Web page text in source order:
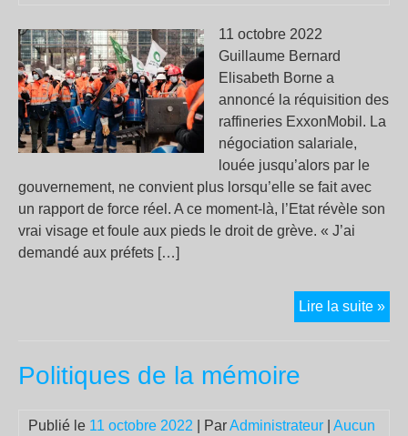
11 octobre 2022
Guillaume Bernard
Elisabeth Borne a
annoncé la réquisition des
raffineries ExxonMobil. La
négociation salariale,
louée jusqu’alors par le
gouvernement, ne convient plus lorsqu’elle se fait avec
un rapport de force réel. A ce moment-là, l’Etat révèle son
vrai visage et foule aux pieds le droit de grève. « J’ai
demandé aux préfets […]
Lire la suite »
des
Politiques de la mémoire
Publié le 11 octobre 2022 | ParAdministrateur
Aucun